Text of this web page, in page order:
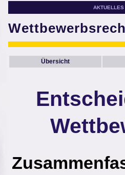
AKTUELLES
Übersicht